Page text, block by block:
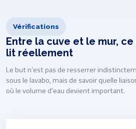
Vérifications
Entre la cuve et le mur,
lit réellement
Le but n’est pas de resserrer
sous le lavabo, mais de savoir quelle
où le volume d’eau devient important.